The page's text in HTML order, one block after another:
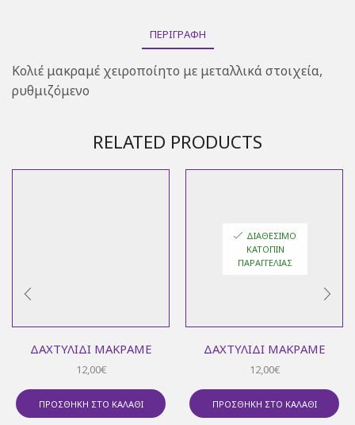
ΠΕΡΙΓΡΑΦΉ
Κολιέ μακραμέ χειροποίητο με μεταλλικά στοιχεία,
ρυθμιζόμενο
RELATED PRODUCTS
ΔΑΧΤΥΛΊΔΙ ΜΑΚΡΑΜΈ
12,00€
ΠΡΟΣΘΉΚΗ ΣΤΟ ΚΑΛΆΘΙ
ΔΙΑΘΈΣΙΜΟ
ΚΑΤΌΠΙΝ
ΠΑΡΑΓΓΕΛΊΑΣ
ΔΑΧΤΥΛΊΔΙ ΜΑΚΡΑΜΈ
12,00€
ΠΡΟΣΘΉΚΗ ΣΤΟ ΚΑΛΆΘΙ